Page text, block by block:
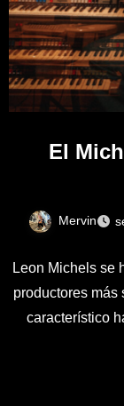
El
Mervin
Leon Michels se
productores más
característico